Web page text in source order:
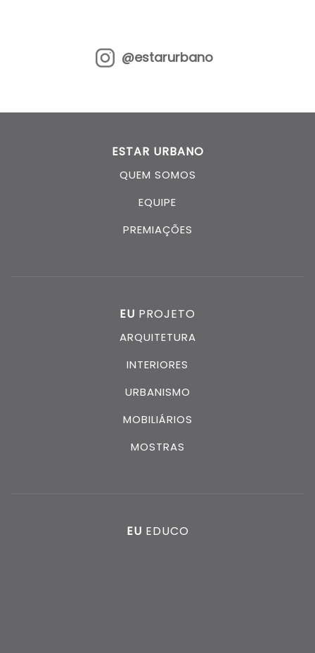
@estarurbano
ESTAR URBANO
QUEM SOMOS
EQUIPE
PREMIAÇÕES
EU PROJETO
ARQUITETURA
INTERIORES
URBANISMO
MOBILIÁRIOS
MOSTRAS
EU EDUCO